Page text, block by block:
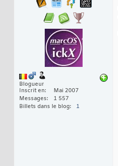
Blogueur
Inscrit en
Mai 2007
Messages
1 557
Billets dans le blog
1